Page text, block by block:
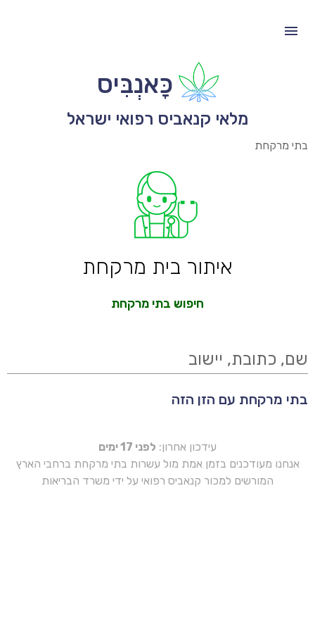
כָּאנְבִּיס
מלאי קנאביס רפואי ישראל
בתי מרקחת
איתור בית מרקחת
חיפוש בתי מרקחת
שם, כתובת, יישוב
בתי מרקחת עם הזן הזה
עידכון אחרון: לפני 17 ימים
אנחנו מעודכנים בזמן אמת מול עשרות בתי מרקחת ברחבי הארץ
המורשים למכור קנאביס רפואי על ידי משרד הבריאות